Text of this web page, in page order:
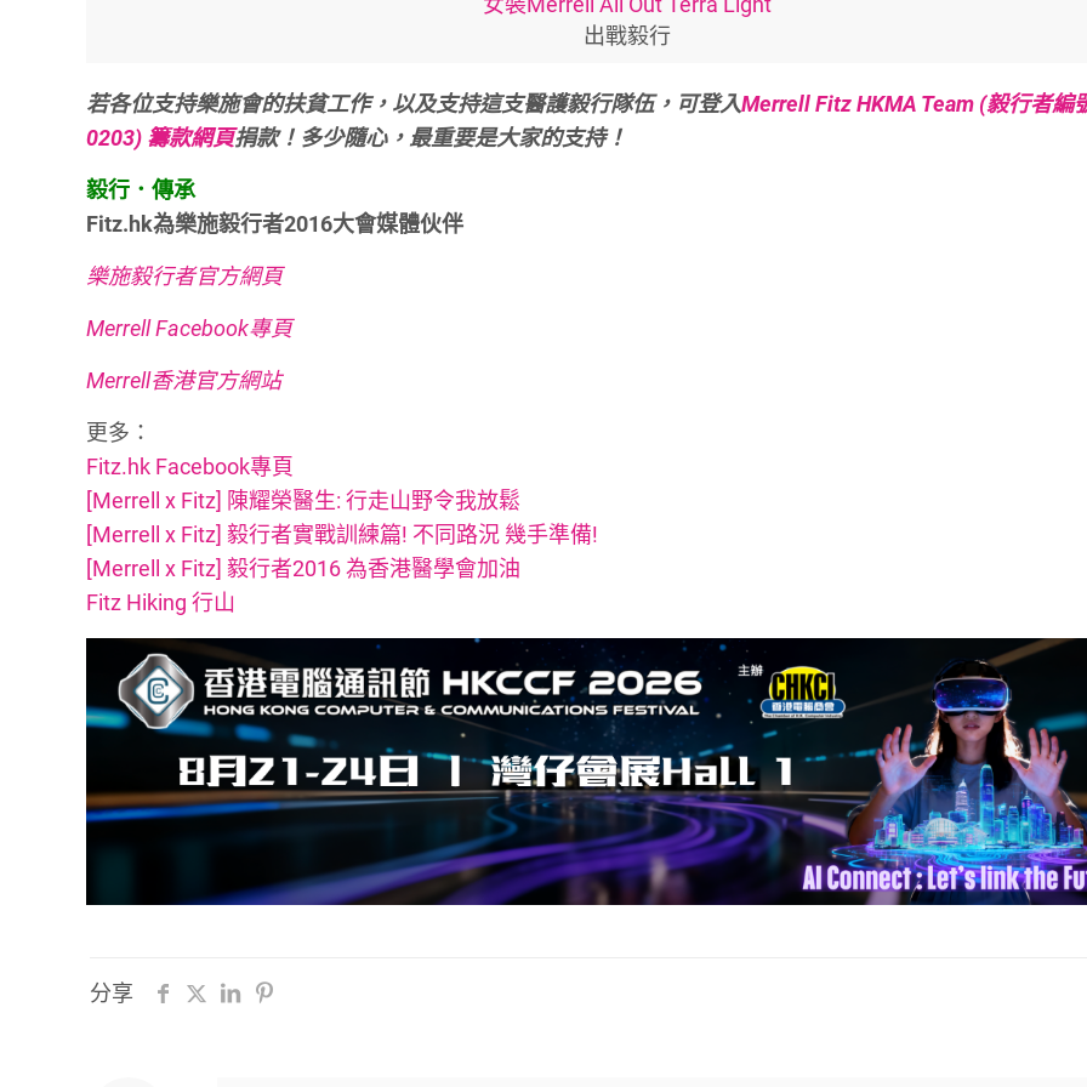
出戰毅行
若各位支持樂施會的扶貧工作，以及支持這支醫護毅行隊伍，可登入Merrell Fitz HKMA Team (毅行者編
0203) 籌款網頁捐款！多少隨心，最重要是大家的支持！
毅行．傳承
Fitz.hk為樂施毅行者2016大會媒體伙伴
樂施毅行者官方網頁
Merrell Facebook專頁
Merrell香港官方網站
更多：
Fitz.hk Facebook專頁
[Merrell x Fitz] 陳耀榮醫生: 行走山野令我放鬆
[Merrell x Fitz] 毅行者實戰訓練篇! 不同路況 幾手準備!
[Merrell x Fitz] 毅行者2016 為香港醫學會加油
Fitz Hiking 行山
分享